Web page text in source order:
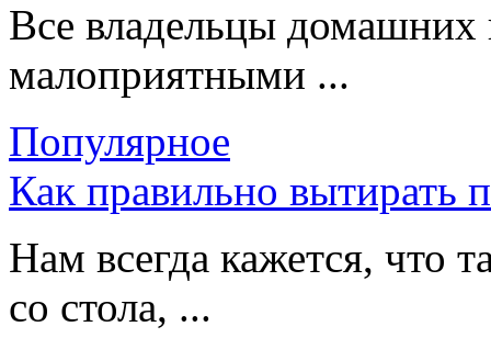
Все владельцы домашних
малоприятными ...
Популярное
Как правильно вытирать
Нам всегда кажется, что
со стола, ...